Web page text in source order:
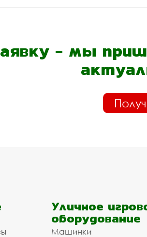
- мы
Уличное
оборудование
Машинки